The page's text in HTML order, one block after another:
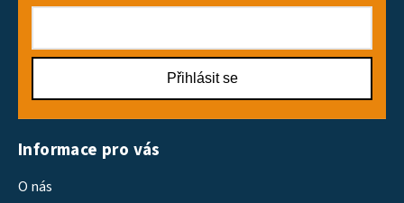
Přihlásit se
Informace pro vás
O nás